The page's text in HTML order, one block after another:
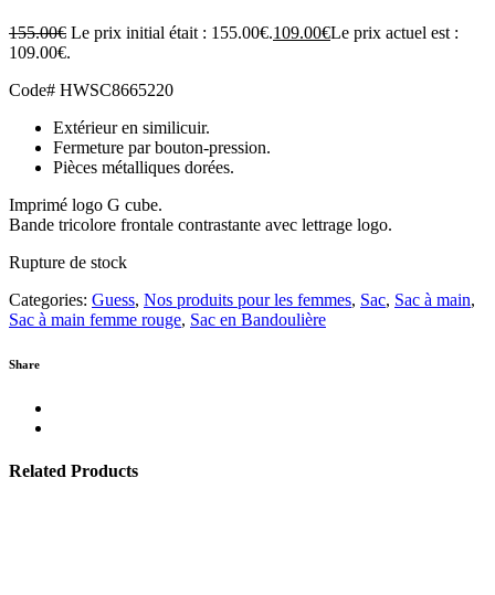
155.00€ Le prix initial était : 155.00€.109.00€Le prix actuel est :
109.00€.
Code# HWSC8665220
Extérieur en similicuir.
Fermeture par bouton-pression.
Pièces métalliques dorées.
Imprimé logo G cube.
Bande tricolore frontale contrastante avec lettrage logo.
Rupture de stock
Categories: Guess, Nos produits pour les femmes, Sac, Sac à main,
Sac à main femme rouge, Sac en Bandoulière
Share
Related Products